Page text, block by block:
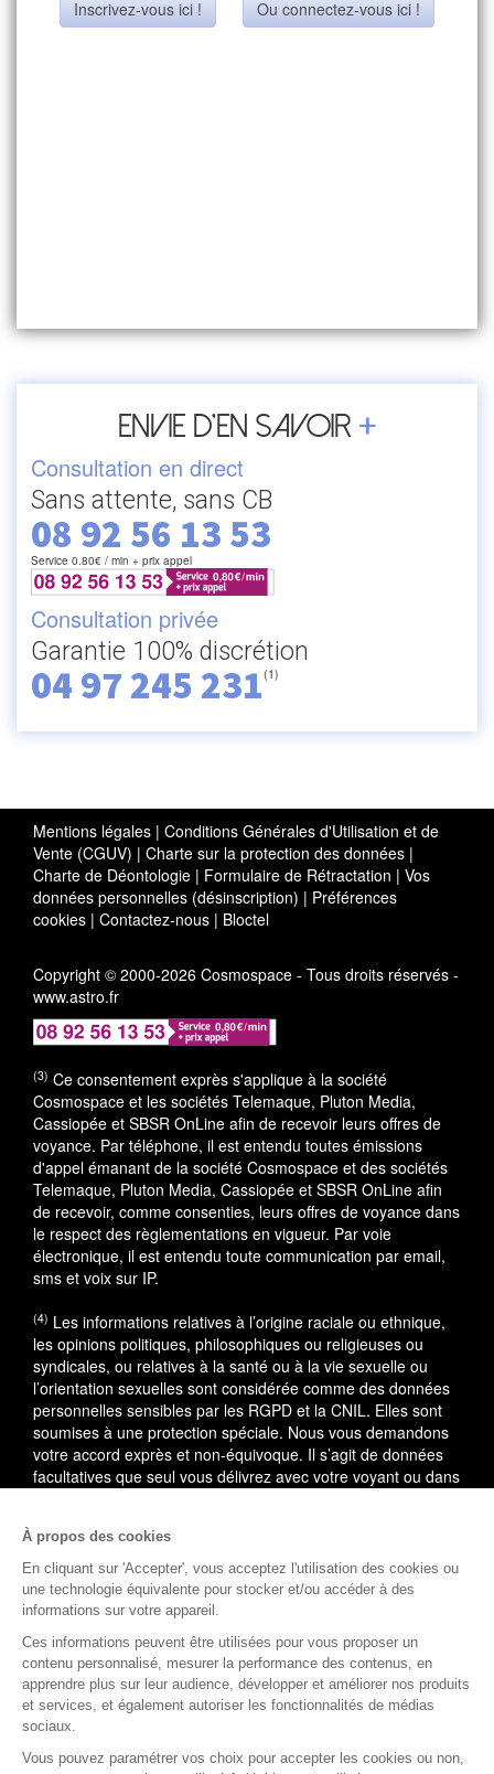
Inscrivez-vous ici ! Ou connectez-vous ici !
Envie d’en savoir +
Consultation en direct
Sans attente, sans CB
08 92 56 13 53
Service 0.80€ / min + prix appel
Consultation privée
Garantie 100% discrétion
04 97 245 231(1)
Mentions légales | Conditions Générales d'Utilisation et de
Vente (CGUV) | Charte sur la protection des données |
Charte de Déontologie | Formulaire de Rétractation | Vos
données personnelles (désinscription) | Préférences
cookies | Contactez-nous | Bloctel
Copyright © 2000-2026 Cosmospace - Tous droits réservés -
www.astro.fr
(3) Ce consentement exprès s'applique à la société
Cosmospace et les sociétés Telemaque, Pluton Media,
Cassiopée et SBSR OnLine afin de recevoir leurs offres de
voyance. Par téléphone, il est entendu toutes émissions
d'appel émanant de la société Cosmospace et des sociétés
Telemaque, Pluton Media, Cassiopée et SBSR OnLine afin
de recevoir, comme consenties, leurs offres de voyance dans
le respect des règlementations en vigueur. Par voie
électronique, il est entendu toute communication par email,
sms et voix sur IP.
(4) Les informations relatives à l’origine raciale ou ethnique,
les opinions politiques, philosophiques ou religieuses ou
syndicales, ou relatives à la santé ou à la vie sexuelle ou
l’orientation sexuelles sont considérée comme des données
personnelles sensibles par les RGPD et la CNIL. Elles sont
soumises à une protection spéciale. Nous vous demandons
votre accord exprès et non-équivoque. Il s’agit de données
facultatives que seul vous délivrez avec votre voyant ou dans
En cas de litige, vous pouvez saisir le médiateur de la
consommation : AVENIR CONSO, 09 53 01 02 69. En savoir
plus
L'accès à cette offre commerciale est soumis aux
conditions suivantes : 10 minutes de voyance au tarif spécial
de 15EUR TTC, voyance privée. Offre valable dans la limite
des 10 premières minutes, après validation de votre compte
client comprenant votre nom, prénom, téléphone, adresse,
existant). Au-delà des 10 premières minutes, le tarif est de
À propos des cookies
En cliquant sur 'Accepter', vous acceptez l'utilisation des cookies ou
une technologie équivalente pour stocker et/ou accéder à des
informations sur votre appareil.
Ces informations peuvent être utilisées pour vous proposer un
contenu personnalisé, mesurer la performance des contenus, en
apprendre plus sur leur audience, développer et améliorer nos produits
et services, et également autoriser les fonctionnalités de médias
sociaux.
Vous pouvez paramétrer vos choix pour accepter les cookies ou non,